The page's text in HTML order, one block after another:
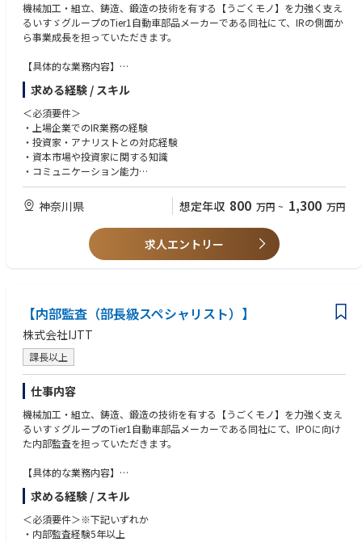
機械加工・組立、鋳造、鍛造の技術を有する【うごくモノ】を力強く支え
るいすゞグループのTier1自動車部品メーカーである同社にて、IRの側面か
ら事業成長を担っていただきます。
【具体的な業務内容】
・決算説明会、アナリスト説明会等、ロードショーの実施
・投資家、アナリストからの問い合わせ対応
・株主/投資家動向の分析、経営陣へのフィードバック
※統合報告書・決算資料・その他の関連書類の作成や
規制当局/取引所との窓口業務、適時開示の実施については各関連チーム
と協業して行います
求める経験 / スキル
＜必須要件＞
・上場企業でのIR業務の経験
・投資家・アナリストとの対応経験
・資本市場や投資家に関する知識
・コミュニケーション能力
・ビジネスレベルの英語力
・財務・会計、事業戦略の理解力
財務・会計の実務経験
ESG/統合報告書の作成経験
神奈川県 想定年収 800 万円 ~ 1,300 万円
求人エントリー
【内部監査（部長級スペシャリスト）】
株式会社IJTT
課長以上
仕事内容
機械加工・組立、鋳造、鍛造の技術を有する【うごくモノ】を力強く支え
るいすゞグループのTier1自動車部品メーカーである同社にて、IPOに向け
た内部監査を担っていただきます。
【具体的な業務内容】
①各部署・連結子会社の業務執行状況の監査
②財務報告にかかる内部統制
※①②のどちらか一方の業務をご経験・ご希望を鑑みお任せいたします。
対応業務は選考を通じて判断をいたします。
求める経験 / スキル
＜必須要件＞※下記いずれか
・内部監査経験5年以上